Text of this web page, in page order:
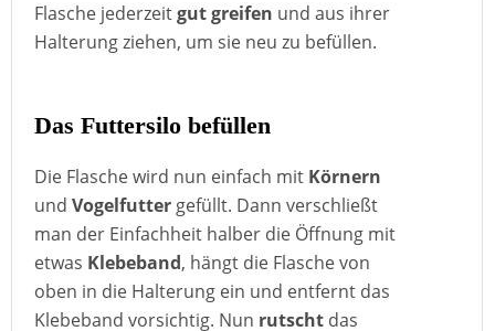
Flasche jederzeitgut greifen und aus ihrer
Halterung ziehen, um sie neu zu befüllen.
Das Futtersilo befüllen
Die Flasche wird nun einfach mit Körnern
und Vogelfutter gefüllt. Dann verschließt
man der Einfachheit halber die Öffnung mit
etwas Klebeband, hängt die Flasche von
oben in die Halterung ein und entfernt das
Klebeband vorsichtig. Nun rutscht das